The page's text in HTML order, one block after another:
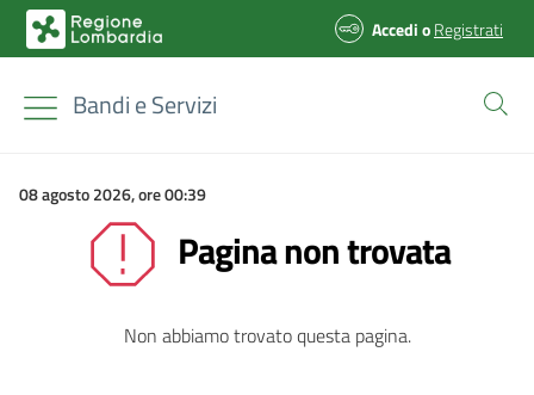
AccedioRegistrati
Bandi e Servizi
08 agosto 2026, ore 00:39
Pagina non trovata
Non abbiamo trovato questa pagina.